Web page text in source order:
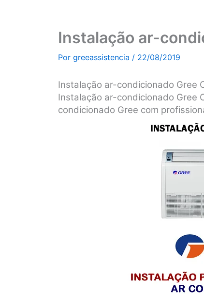
Instalação ar-
Por greeassistencia / 22/08/2019
Instalação ar-condicionado Gree
Instalação ar-condicionado Gree
condicionado Gree com